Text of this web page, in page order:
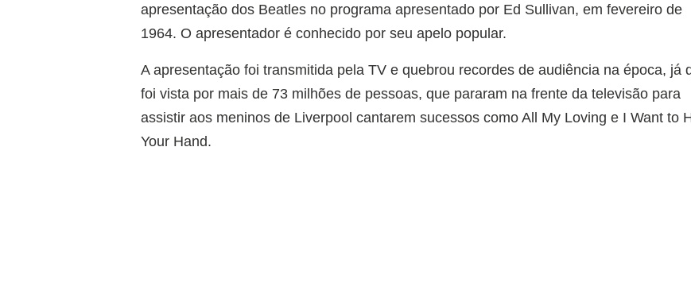
apresentação dos Beatles no programa apresentado por Ed Sullivan, em fevereiro de
1964. O apresentador é conhecido por seu apelo popular.
A apresentação foi transmitida pela TV e quebrou recordes de audiência na época, já
foi vista por mais de 73 milhões de pessoas, que pararam na frente da televisão para
assistir aos meninos de Liverpool cantarem sucessos como All My Loving e I Want to
Your Hand.